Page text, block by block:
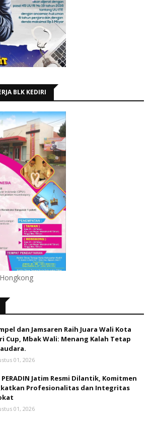
BLK KEDIRI
dan Jamsaren Raih Juara Wali Kota
Cup, Mbak Wali: Menang Kalah Tetap
01, 2026
PERADIN Jatim Resmi Dilantik, Komitmen
Profesionalitas dan Integritas
01, 2026